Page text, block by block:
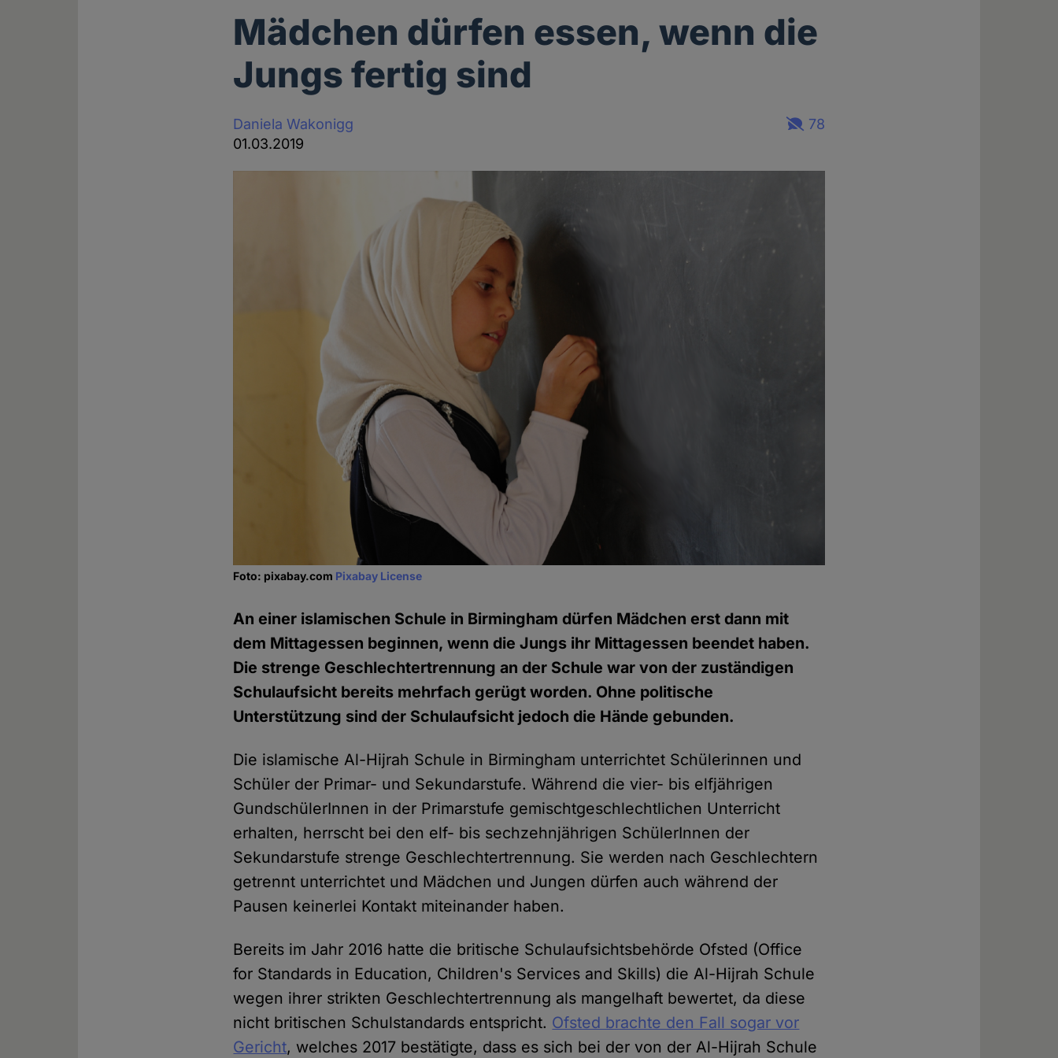
Mädchen dürfen essen, wenn die
Jungs fertig sind
Daniela Wakonigg
01.03.2019
78
Foto: pixabay.com Pixabay License
An einer islamischen Schule in Birmingham dürfen Mädchen erst dann mit
dem Mittagessen beginnen, wenn die Jungs ihr Mittagessen beendet haben.
Die strenge Geschlechtertrennung an der Schule war von der zuständigen
Schulaufsicht bereits mehrfach gerügt worden. Ohne politische
Unterstützung sind der Schulaufsicht jedoch die Hände gebunden.
Die islamische Al-Hijrah Schule in Birmingham unterrichtet Schülerinnen und
Schüler der Primar- und Sekundarstufe. Während die vier- bis elfjährigen
GundschülerInnen in der Primarstufe gemischtgeschlechtlichen Unterricht
erhalten, herrscht bei den elf- bis sechzehnjährigen SchülerInnen der
Sekundarstufe strenge Geschlechtertrennung. Sie werden nach Geschlechtern
getrennt unterrichtet und Mädchen und Jungen dürfen auch während der
Pausen keinerlei Kontakt miteinander haben.
Bereits im Jahr 2016 hatte die britische Schulaufsichtsbehörde Ofsted (Office
for Standards in Education, Children's Services and Skills) die Al-Hijrah Schule
wegen ihrer strikten Geschlechtertrennung als mangelhaft bewertet, da diese
nicht britischen Schulstandards entspricht. Ofsted brachte den Fall sogar vor
Gericht, welches 2017 bestätigte, dass es sich bei der von der Al-Hijrah Schule